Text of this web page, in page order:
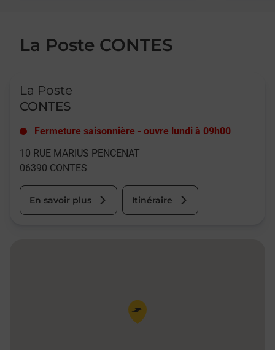
La Poste CONTES
La Poste
CONTES
Fermeture saisonnière - ouvre lundi à 09h00
10 RUE MARIUS PENCENAT
06390 CONTES
En savoir plus Itinéraire
Pin de la carte